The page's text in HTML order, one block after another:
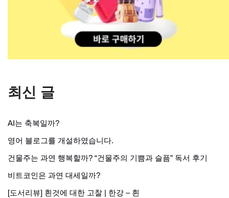
최신 글
AI는 축복일까?
영어 블로그를 개설하였습니다.
건물주는 과연 행복할까? “건물주의 기쁨과 슬픔” 독서 후기
비트코인은 과연 대세일까?
[도서리뷰] 흰것에 대한 고찰 | 한강 – 흰